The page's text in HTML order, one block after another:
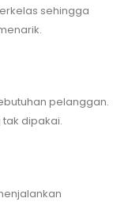
sehingga
pelanggan.
dipakai.